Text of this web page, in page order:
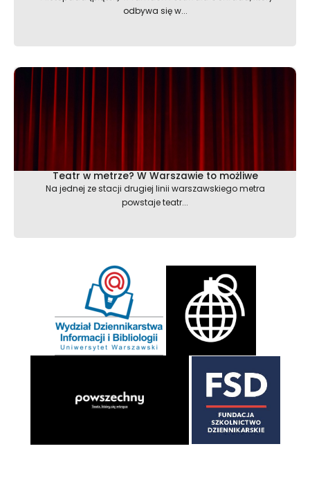
odbywa się w...
Teatr w metrze? W Warszawie to możliwe
Na jednej ze stacji drugiej linii warszawskiego metra
powstaje teatr...